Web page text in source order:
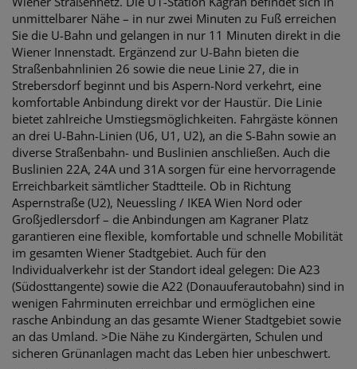
unmittelbarer Nähe – in nur zwei Minuten zu Fuß erreichen
Sie die U-Bahn und gelangen in nur 11 Minuten direkt in die
Wiener Innenstadt. Ergänzend zur U-Bahn bieten die
Straßenbahnlinien 26 sowie die neue Linie 27, die in
Strebersdorf beginnt und bis Aspern-Nord verkehrt, eine
komfortable Anbindung direkt vor der Haustür. Die Linie
bietet zahlreiche Umstiegsmöglichkeiten. Fahrgäste können
an drei U-Bahn-Linien (U6, U1, U2), an die S-Bahn sowie an
diverse Straßenbahn- und Buslinien anschließen. Auch die
Buslinien 22A, 24A und 31A sorgen für eine hervorragende
Erreichbarkeit sämtlicher Stadtteile. Ob in Richtung
Aspernstraße (U2), Neuessling / IKEA Wien Nord oder
Großjedlersdorf – die Anbindungen am Kagraner Platz
garantieren eine flexible, komfortable und schnelle Mobilität
im gesamten Wiener Stadtgebiet. Auch für den
Individualverkehr ist der Standort ideal gelegen: Die A23
(Südosttangente) sowie die A22 (Donauuferautobahn) sind in
wenigen Fahrminuten erreichbar und ermöglichen eine
rasche Anbindung an das gesamte Wiener Stadtgebiet sowie
an das Umland. >Die Nähe zu Kindergärten, Schulen und
sicheren Grünanlagen macht das Leben hier unbeschwert.